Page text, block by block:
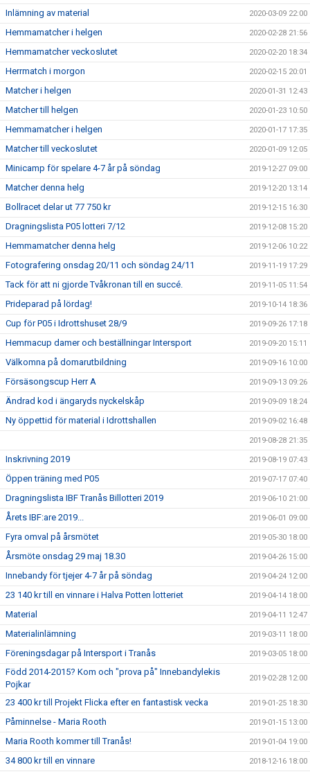
Inlämning av material 2020-03-09 22:00
Hemmamatcher i helgen 2020-02-28 21:56
Hemmamatcher veckoslutet 2020-02-20 18:34
Herrmatch i morgon 2020-02-15 20:01
Matcher i helgen 2020-01-31 12:43
Matcher till helgen 2020-01-23 10:50
Hemmamatcher i helgen 2020-01-17 17:35
Matcher till veckoslutet 2020-01-09 12:05
Minicamp för spelare 4-7 år på söndag 2019-12-27 09:00
Matcher denna helg 2019-12-20 13:14
Bollracet delar ut 77 750 kr 2019-12-15 16:30
Dragningslista P05 lotteri 7/12 2019-12-08 15:20
Hemmamatcher denna helg 2019-12-06 10:22
Fotografering onsdag 20/11 och söndag 24/11 2019-11-19 17:29
Tack för att ni gjorde Tvåkronan till en succé. 2019-11-05 11:54
Prideparad på lördag! 2019-10-14 18:36
Cup för P05 i Idrottshuset 28/9 2019-09-26 17:18
Hemmacup damer och beställningar Intersport 2019-09-20 15:11
Välkomna på domarutbildning 2019-09-16 10:00
Försäsongscup Herr A 2019-09-13 09:26
Ändrad kod i ängaryds nyckelskåp 2019-09-09 18:24
Ny öppettid för material i Idrottshallen 2019-09-02 16:48
2019-08-28 21:35
Inskrivning 2019 2019-08-19 07:43
Öppen träning med P05 2019-07-17 07:40
Dragningslista IBF Tranås Billotteri 2019 2019-06-10 21:00
Årets IBF:are 2019... 2019-06-01 09:00
Fyra omval på årsmötet 2019-05-30 18:00
Årsmöte onsdag 29 maj 18.30 2019-04-26 15:00
Innebandy för tjejer 4-7 år på söndag 2019-04-24 12:00
23 140 kr till en vinnare i Halva Potten lotteriet 2019-04-14 18:00
Material 2019-04-11 12:47
Materialinlämning 2019-03-11 18:00
Föreningsdagar på Intersport i Tranås 2019-03-05 18:00
Född 2014-2015? Kom och "prova på" Innebandylekis
Pojkar
2019-02-28 12:00
23 400 kr till Projekt Flicka efter en fantastisk vecka 2019-01-25 18:30
Påminnelse - Maria Rooth 2019-01-15 13:00
Maria Rooth kommer till Tranås! 2019-01-04 19:00
34 800 kr till en vinnare 2018-12-16 18:00